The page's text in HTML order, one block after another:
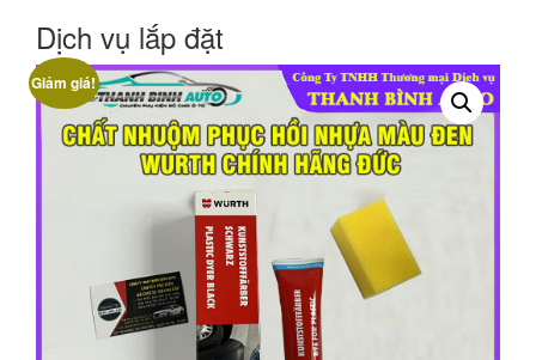
Dịch vụ lắp đặt
Giảm giá!